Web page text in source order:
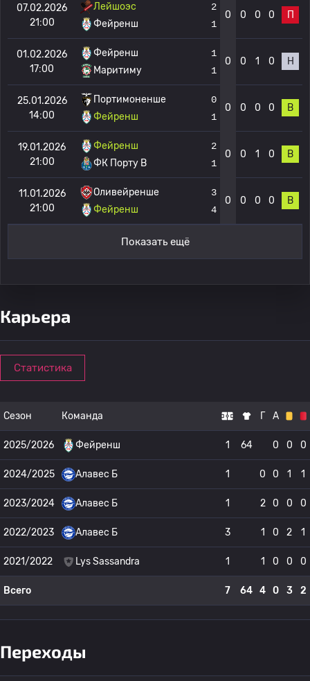
07.02.2026
21:00
Лейшоэс
Фейренш
2
1
0 0 0 0 П
01.02.2026
17:00
Фейренш
Маритиму
1
1
0 0 1 0 Н
25.01.2026
14:00
Портимоненше
Фейренш
0
1
0 0 0 0 В
19.01.2026
21:00
Фейренш
ФК Порту B
2
1
0 0 1 0 В
11.01.2026
21:00
Оливейренше
Фейренш
3
4
0 0 0 0 В
Показать ещё
Карьера
Статистика
Сезон Команда Г А
2025/2026 Фейренш 1 64 0 0 0
2024/2025 Алавес Б 1 0 0 1 1
2023/2024 Алавес Б 1 2 0 0 0
2022/2023 Алавес Б 3 1 0 2 1
2021/2022 Lys Sassandra 1 1 0 0 0
Всего 7 64 4 0 3 2
Переходы